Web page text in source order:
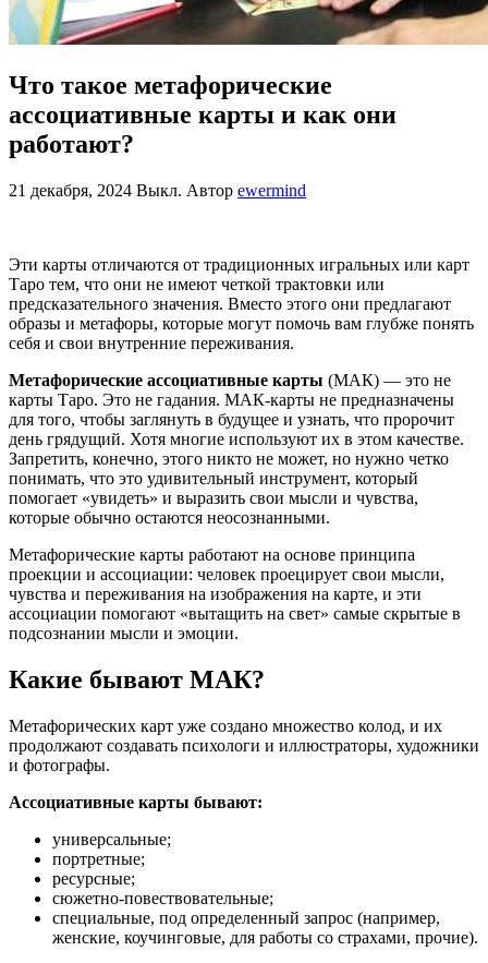
Что такое метафорические
ассоциативные карты и как они
работают?
21 декабря, 2024 Выкл. Автор ewermind
Эти карты отличаются от традиционных игральных или карт
Таро тем, что они не имеют четкой трактовки или
предсказательного значения. Вместо этого они предлагают
образы и метафоры, которые могут помочь вам глубже понять
себя и свои внутренние переживания.
Метафорические ассоциативные карты (МАК) — это не
карты Таро. Это не гадания. МАК-карты не предназначены
для того, чтобы заглянуть в будущее и узнать, что пророчит
день грядущий. Хотя многие используют их в этом качестве.
Запретить, конечно, этого никто не может, но нужно четко
понимать, что это удивительный инструмент, который
помогает «увидеть» и выразить свои мысли и чувства,
которые обычно остаются неосознанными.
Метафорические карты работают на основе принципа
проекции и ассоциации: человек проецирует свои мысли,
чувства и переживания на изображения на карте, и эти
ассоциации помогают «вытащить на свет» самые скрытые в
подсознании мысли и эмоции.
Какие бывают МАК?
Метафорических карт уже создано множество колод, и их
продолжают создавать психологи и иллюстраторы, художники
и фотографы.
Ассоциативные карты бывают:
универсальные;
портретные;
ресурсные;
сюжетно-повествовательные;
специальные, под определенный запрос (например,
женские, коучинговые, для работы со страхами, прочие).